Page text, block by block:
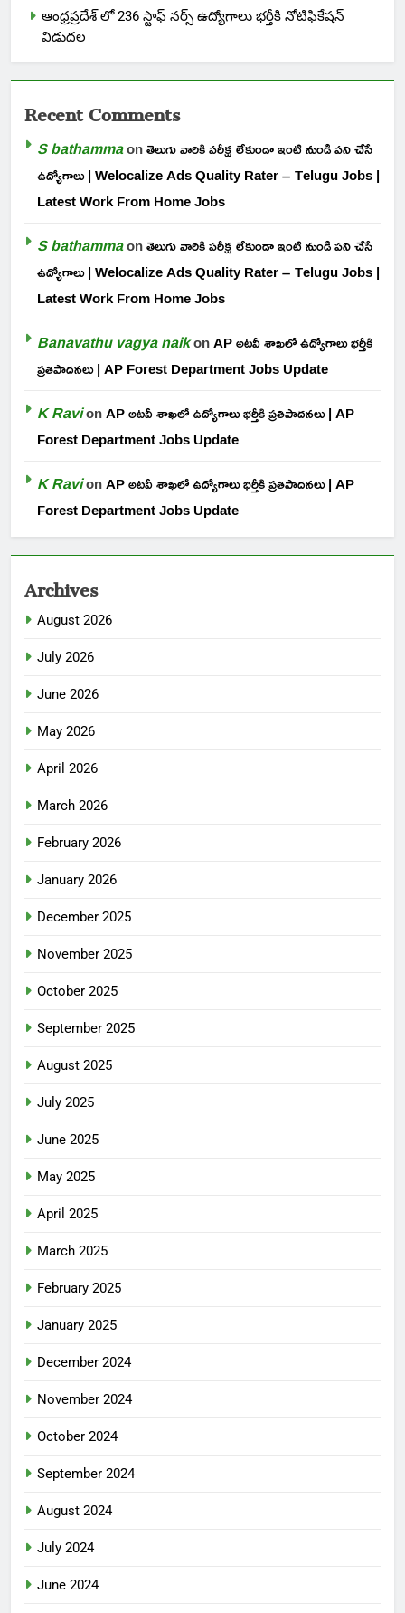
ఆంధ్రప్రదేశ్ లో 236 స్టాఫ్ నర్స్ ఉద్యోగాలు భర్తీకి నోటిఫికేషన్
విడుదల
Recent Comments
S bathammaonతెలుగు వారికి పరీక్ష లేకుండా ఇంటి నుండి పని చేసే
ఉద్యోగాలు | Welocalize Ads Quality Rater – Telugu Jobs |
Latest Work From Home Jobs
S bathammaonతెలుగు వారికి పరీక్ష లేకుండా ఇంటి నుండి పని చేసే
ఉద్యోగాలు | Welocalize Ads Quality Rater – Telugu Jobs |
Latest Work From Home Jobs
Banavathu vagya naikonAP అటవీ శాఖలో ఉద్యోగాలు భర్తీకి
ప్రతిపాదనలు | AP Forest Department Jobs Update
K RavionAP అటవీ శాఖలో ఉద్యోగాలు భర్తీకి ప్రతిపాదనలు | AP
Forest Department Jobs Update
K RavionAP అటవీ శాఖలో ఉద్యోగాలు భర్తీకి ప్రతిపాదనలు | AP
Forest Department Jobs Update
Archives
August 2026
July 2026
June 2026
May 2026
April 2026
March 2026
February 2026
January 2026
December 2025
November 2025
October 2025
September 2025
August 2025
July 2025
June 2025
May 2025
April 2025
March 2025
February 2025
January 2025
December 2024
November 2024
October 2024
September 2024
August 2024
July 2024
June 2024